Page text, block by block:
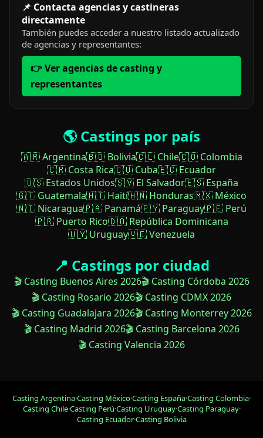
📌 Contacta agencias y castineras
directamente
También puedes acceder a nuestro listado actualizado
de agencias y representantes:
👉 Ver agencias de casting y
representantes
🌎 Castings por país
🇦🇷 Argentina🇧🇴 Bolivia🇨🇱 Chile🇨🇴 Colombia
🇨🇷 Costa Rica🇨🇺 Cuba🇪🇨 Ecuador
🇺🇸 Estados Unidos🇸🇻 El Salvador🇪🇸 España
🇬🇹 Guatemala🇭🇹 Haití🇭🇳 Honduras🇲🇽 México
🇳🇮 Nicaragua🇵🇦 Panamá🇵🇾 Paraguay🇵🇪 Perú
🇵🇷 Puerto Rico🇩🇴 República Dominicana
🇺🇾 Uruguay🇻🇪 Venezuela
📍 Castings por ciudad
🎬 Casting Buenos Aires 2026🎬 Casting Córdoba 2026
🎬 Casting Rosario 2026🎬 Casting CDMX 2026
🎬 Casting Guadalajara 2026🎬 Casting Monterrey 2026
🎬 Casting Madrid 2026🎬 Casting Barcelona 2026
🎬 Casting Valencia 2026
Casting Argentina·Casting México·Casting España·Casting Colombia·
Casting Chile·Casting Perú·Casting Uruguay·Casting Paraguay·
Casting Ecuador·Casting Bolivia